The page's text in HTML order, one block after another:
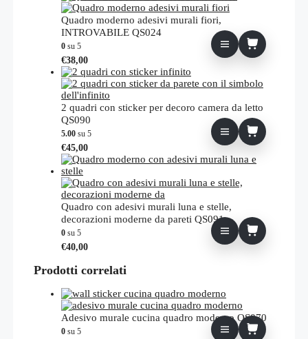
Quadro moderno adesivi murali fiori,
INTROVABILE QS024
0 su 5
€38,00
2 quadri con sticker per decoro camera da letto
QS090
5.00 su 5
€45,00
Quadro con adesivi murali luna e stelle,
decorazioni moderne da pareti QS091
0 su 5
€40,00
Prodotti correlati
Adesivo murale cucina quadro moderno QS070
0 su 5